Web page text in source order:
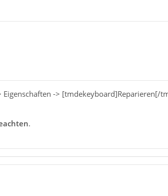
-> [tmdekeyboard]Reparieren[/
.